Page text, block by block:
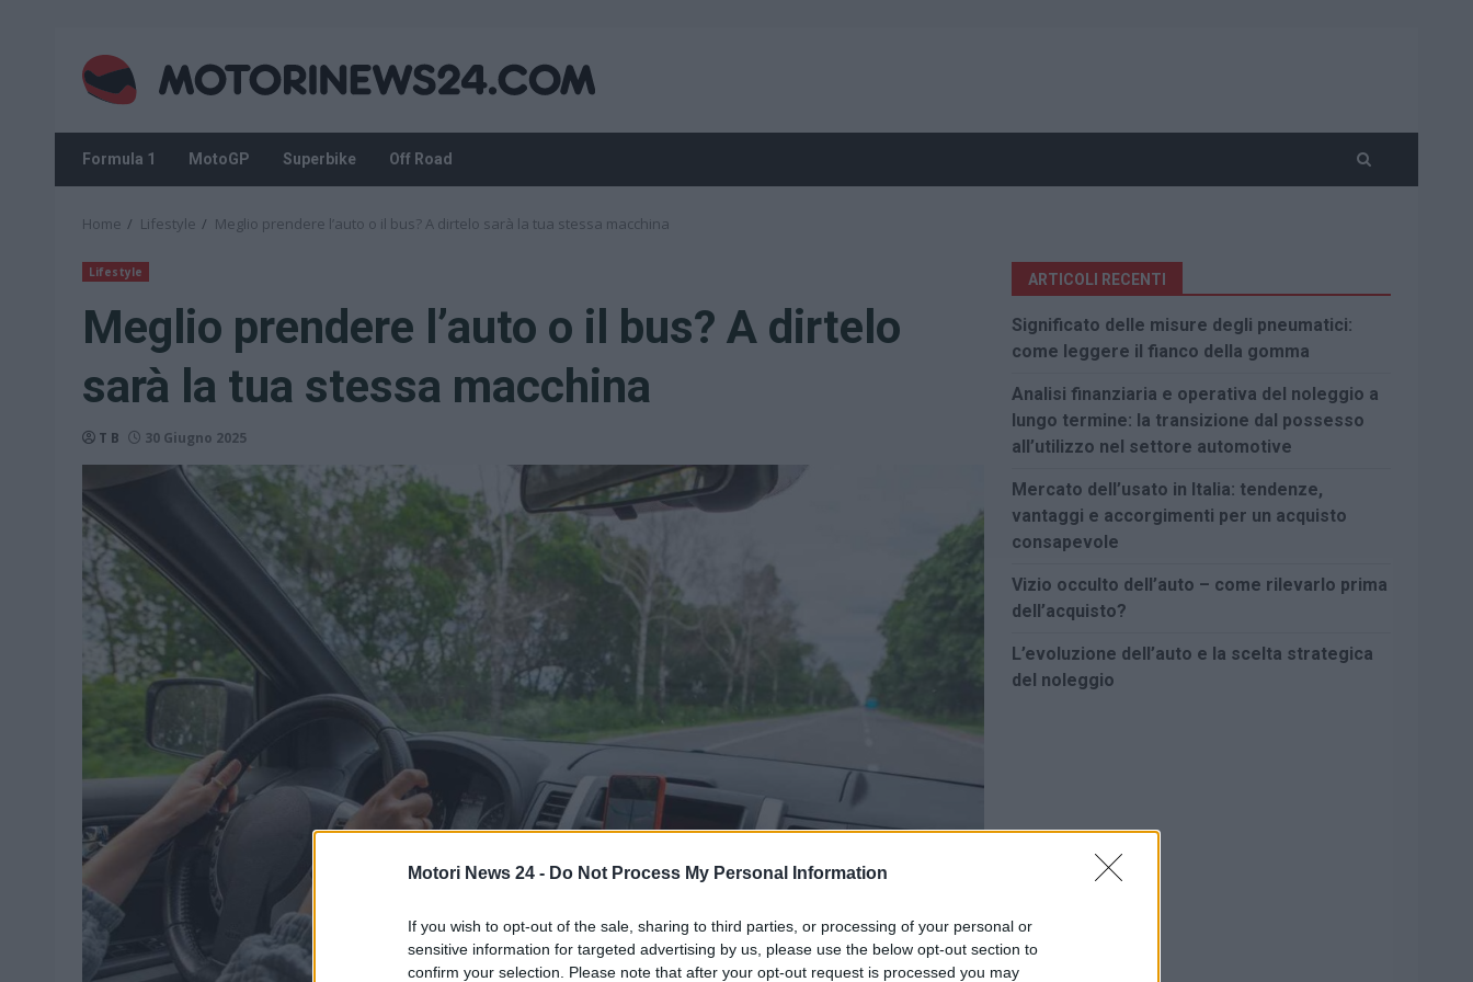
Motori News 24 - Do Not Process My Personal Information
If you wish to opt-out of the sale, sharing to third parties, or processing of your personal or
sensitive information for targeted advertising by us, please use the below opt-out section to
confirm your selection. Please note that after your opt-out request is processed you may
content
Formula 1 MotoGP Superbike Off Road
Home Lifestyle Meglio prendere l’auto o il bus? A dirtelo sarà la tua stessa macchina
Lifestyle
Meglio prendere l’auto o il bus? A dirtelo
sarà la tua stessa macchina
T B 30 Giugno 2025
ARTICOLI RECENTI
Significato delle misure degli pneumatici:
come leggere il fianco della gomma
Analisi finanziaria e operativa del noleggio a
lungo termine: la transizione dal possesso
all’utilizzo nel settore automotive
Mercato dell’usato in Italia: tendenze,
vantaggi e accorgimenti per un acquisto
consapevole
Vizio occulto dell’auto – come rilevarlo prima
dell’acquisto?
L’evoluzione dell’auto e la scelta strategica
del noleggio